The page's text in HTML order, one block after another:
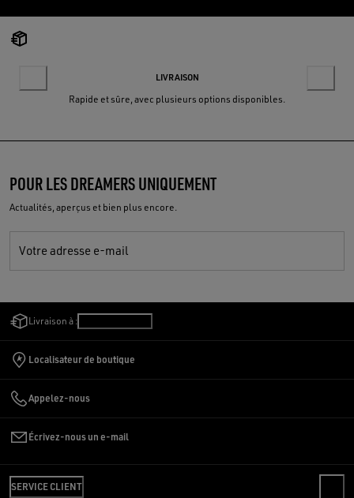
LIVRAISON
Rapide et sûre, avec plusieurs options disponibles.
POUR LES DREAMERS UNIQUEMENT
Actualités, aperçus et bien plus encore.
Votre adresse e-mail
Livraison à :
Localisateur de boutique
Appelez-nous
Écrivez-nous un e-mail
SERVICE CLIENT